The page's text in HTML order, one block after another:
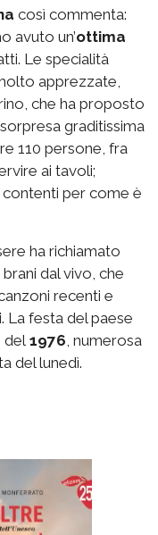
così commenta:
avuto un’ottima
Le specialità
apprezzate,
che ha proposto
graditissima
110 persone, fra
ai tavoli;
per come è
ha richiamato
dal vivo, che
recenti e
La festa del paese
del 1976, numerosa
del lunedì.